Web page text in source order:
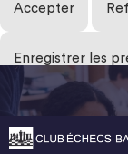
Accepter
Enregistrer les
Gestion des